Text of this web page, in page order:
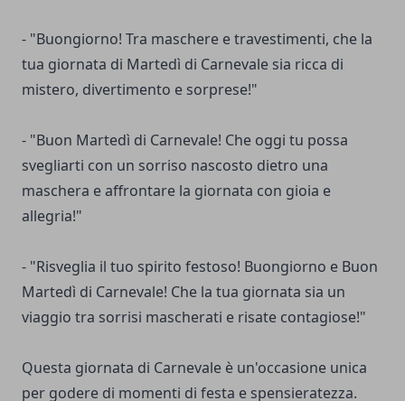
- "Buongiorno! Tra maschere e travestimenti, che la
tua giornata di Martedì di Carnevale sia ricca di
mistero, divertimento e sorprese!"
- "Buon Martedì di Carnevale! Che oggi tu possa
svegliarti con un sorriso nascosto dietro una
maschera e affrontare la giornata con gioia e
allegria!"
- "Risveglia il tuo spirito festoso! Buongiorno e Buon
Martedì di Carnevale! Che la tua giornata sia un
viaggio tra sorrisi mascherati e risate contagiose!"
Questa giornata di Carnevale è un'occasione unica
per godere di momenti di festa e spensieratezza.